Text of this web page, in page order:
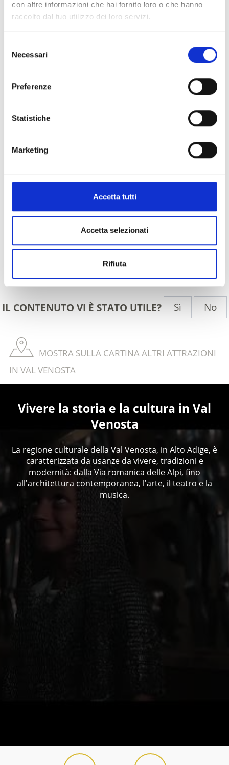
con altre informazioni che hai fornito loro o che hanno
raccolto dal tuo utilizzo dei loro servizi.
delNecessari
Preferenze
Statistiche
Marketing
Accetta tutti
Accetta selezionati
Rifiuta
IL CONTENUTO VI È STATO UTILE? Sì No
MOSTRA SULLA CARTINA ALTRI ATTRAZIONI
IN VAL VENOSTA
Vivere la storia e la cultura in Val
Venosta
La regione culturale della Val Venosta, in Alto Adige, è
caratterizzata da usanze da vivere, tradizioni e
modernità: dalla Via romanica delle Alpi, fino
all'architettura contemporanea, l'arte, il teatro e la
musica.